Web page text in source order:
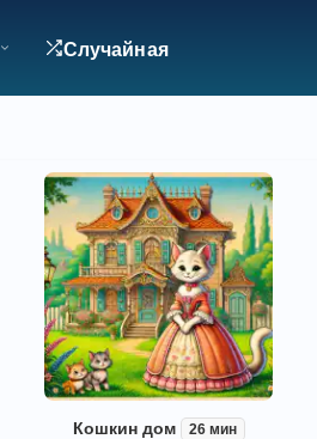
Случайная
Кошкин дом 26 мин